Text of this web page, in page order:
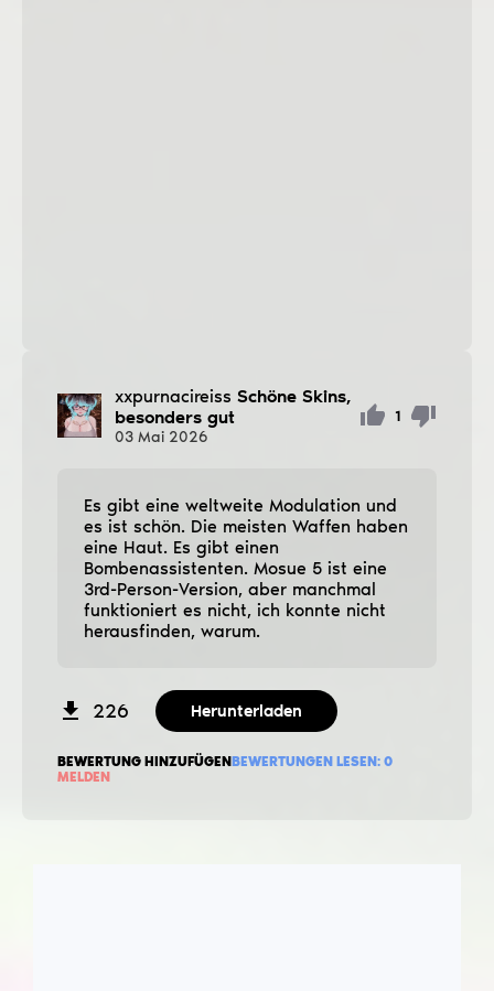
xxpurnacireiss Schöne Skins,
besonders gut
03 Mai 2026
1
Es gibt eine weltweite Modulation und
es ist schön. Die meisten Waffen haben
eine Haut. Es gibt einen
Bombenassistenten. Mosue 5 ist eine
3rd-Person-Version, aber manchmal
funktioniert es nicht, ich konnte nicht
herausfinden, warum.
226 Herunterladen
BEWERTUNG HINZUFÜGENBEWERTUNGEN LESEN: 0
MELDEN